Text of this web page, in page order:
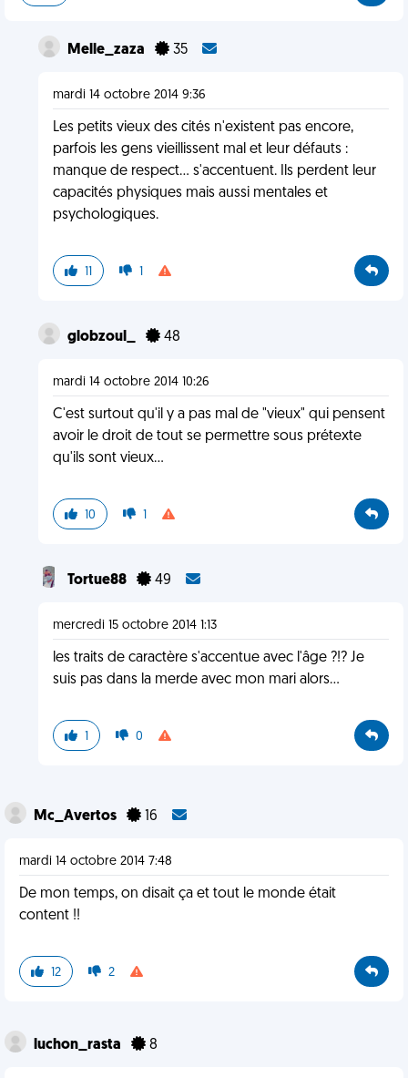
Melle_zaza 35
mardi 14 octobre 2014 9:36
Les petits vieux des cités n'existent pas encore,
parfois les gens vieillissent mal et leur défauts :
manque de respect... s'accentuent. Ils perdent leur
capacités physiques mais aussi mentales et
psychologiques.
11 1
globzoul_ 48
mardi 14 octobre 2014 10:26
C'est surtout qu'il y a pas mal de "vieux" qui pensent
avoir le droit de tout se permettre sous prétexte
qu'ils sont vieux...
10 1
Tortue88 49
mercredi 15 octobre 2014 1:13
les traits de caractère s'accentue avec l'âge ?!? Je
suis pas dans la merde avec mon mari alors...
1 0
Mc_Avertos 16
mardi 14 octobre 2014 7:48
De mon temps, on disait ça et tout le monde était
content !!
12 2
luchon_rasta 8